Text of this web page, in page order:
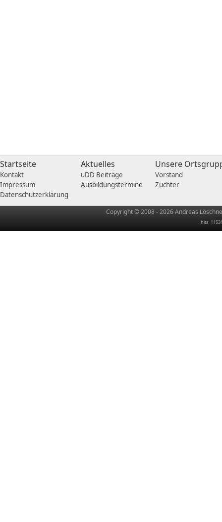
Startseite
Kontakt
Impressum
Datenschutzerklärung
Aktuelles
uDD Beiträge
Ausbildungstermine
Unsere
Vorstand
Züchter
Copyright © 2008 - 2026 Andreas
hits: